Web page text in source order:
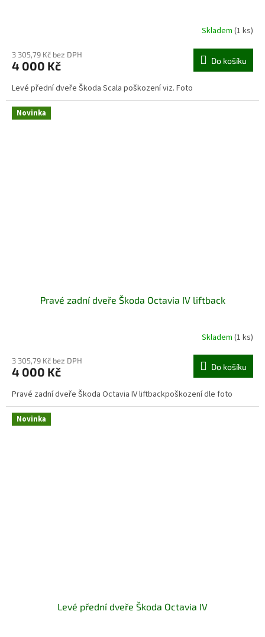
Skladem (1 ks)
3 305,79 Kč bez DPH
4 000 Kč Do košíku
Levé přední dveře Škoda Scala poškození viz. Foto
Novinka
Pravé zadní dveře Škoda Octavia IV liftback
Skladem (1 ks)
3 305,79 Kč bez DPH
4 000 Kč Do košíku
Pravé zadní dveře Škoda Octavia IV liftbackpoškození dle foto
Novinka
Levé přední dveře Škoda Octavia IV